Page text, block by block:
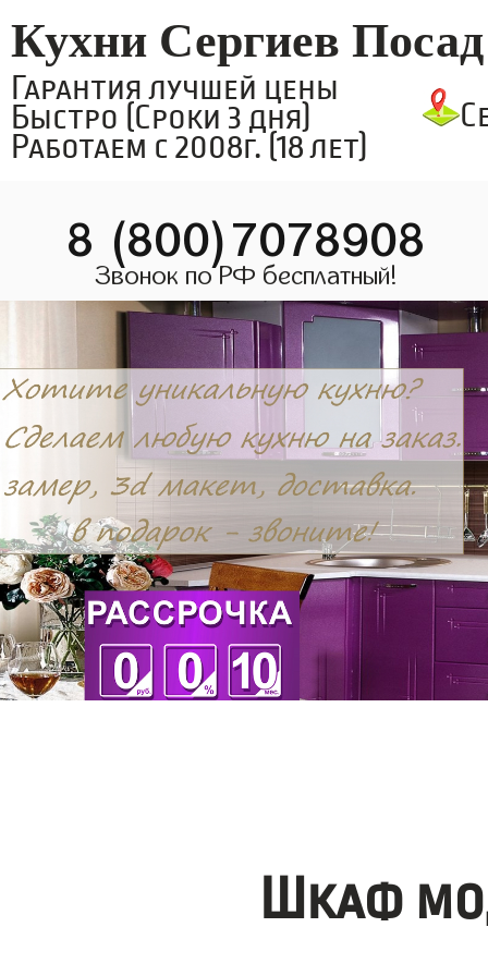
Кухни Сергиев Посад
Гарантия лучшей цены
Быстро (Сроки 3 дня)
Работаем с 2008г. (18 лет)
8 (800)7078908
Звонок по РФ бесплатный!
Шкаф